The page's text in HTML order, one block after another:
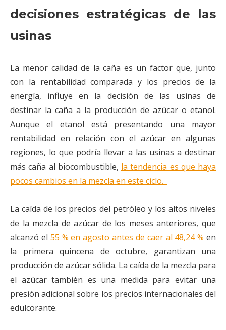
decisiones estratégicas de las
usinas
La menor calidad de la caña es un factor que, junto
con la rentabilidad comparada y los precios de la
energía, influye en la decisión de las usinas de
destinar la caña a la producción de azúcar o etanol.
Aunque el etanol está presentando una mayor
rentabilidad en relación con el azúcar en algunas
regiones, lo que podría llevar a las usinas a destinar
más caña al biocombustible, la tendencia es que haya
pocos cambios en la mezcla en este ciclo.
La caída de los precios del petróleo y los altos niveles
de la mezcla de azúcar de los meses anteriores, que
alcanzó el 55 % en agosto antes de caer al 48,24 %en
la primera quincena de octubre, garantizan una
producción de azúcar sólida. La caída de la mezcla para
el azúcar también es una medida para evitar una
presión adicional sobre los precios internacionales del
edulcorante.